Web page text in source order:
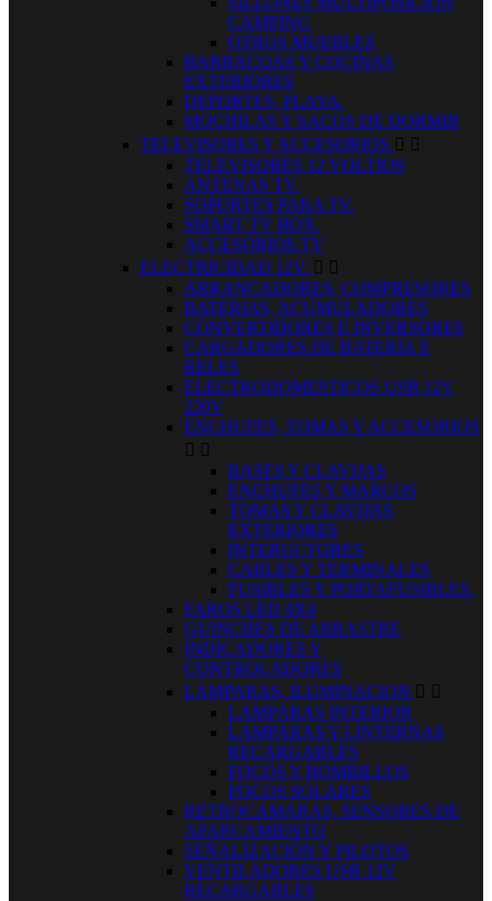
CAMPING
OTROS MUEBLES
BARBACOAS Y COCINAS
EXTERIORES
DEPORTES, PLAYA.
MOCHILAS Y SACOS DE DORMIR
TELEVISORES Y ACCESORIOS  
TELEVISORES 12 VOLTIOS
ANTENAS TV.
SOPORTES PARA TV.
SMART TV BOX.
ACCESORIOS TV
ELECTRICIDAD 12V.  
ARRANCADORES, COMPRESORES
BATERIAS, ACUMULADORES
CONVERTIDORES E INVERSORES
CARGADORES DE BATERIA Y
RELES
ELECTRODOMESTICOS USB 12V
220V
ENCHUFES, TOMAS Y ACCESORIOS
 
BASES Y CLAVIJAS
ENCHUFES Y MARCOS
TOMAS Y CLAVIJAS
EXTERIORES
INTERUCTORES
CABLES Y TERMINALES
FUSIBLES Y PORTAFUSIBLES.
FAROS LED 4X4
GUINCHES DE ARRASTRE
INDICADORES Y
CONTROLADORES
LAMPARAS, ILUMINACION  
LAMPARAS INTERIOR
LAMPARAS Y LINTERNAS
RECARGABLES
FOCOS Y BOMBILLOS
FOCOS SOLARES
RETROCAMARAS, SENSORES DE
APARCAMIENTO
SEÑALIZACIÓN Y PILOTOS
VENTILADORES USB 12V
RECARGABLES